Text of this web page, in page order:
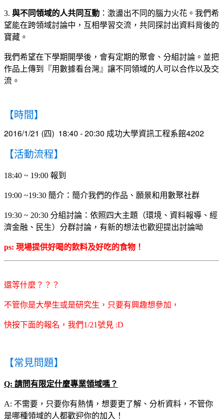
3. 與不同領域的人共同互動 ：激盪出不同的腦力火花。我們希
望能在跨領域討論中，互相學習交流，共同探討出資料背後的
寶藏。
我們希望在下學期開學後，會有定期的聚會、分組討論。並把
作品上傳到『用數據看台灣』讓不同領域的人可以合作以及交
流。
【時間】
2016/1/21 (四) 18:40 - 20:30 成功大學資訊工程系館4202
【活動流程】
18:40 ~ 19:00 報到
19:00 ~19:30 簡介：簡介我們的作品、願景和用數聚社群
19:30 ~ 20:30 分組討論：依照四大主題（環境、資料報導、經
濟金融、民生）分群討論，有新的想法也歡迎提出討論呦
ps: 現場提供好喝的飲料及好吃的食物！
還等什麼？？？
不管你是大學生或是研究生，只要有興趣想參加，
快按下面的報名，我們1/21號見 :D
【常見問題】
Q: 請問有限定什麼專業領域嗎？
A: 不需要，只要你有熱情，想要更了解、分析資料，不管你
是哪種領域的人都歡迎你的加入！